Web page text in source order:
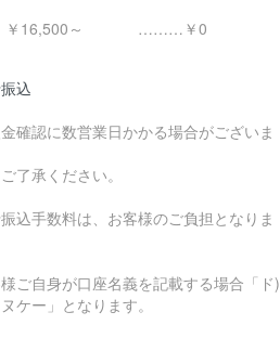
～ ………￥0
込
確認に数営業日かかる場合がございま
了承ください。
込手数料は、お客様のご負担となりま
ご自身が口座名義を記載する場合「ド
ケー」となります。